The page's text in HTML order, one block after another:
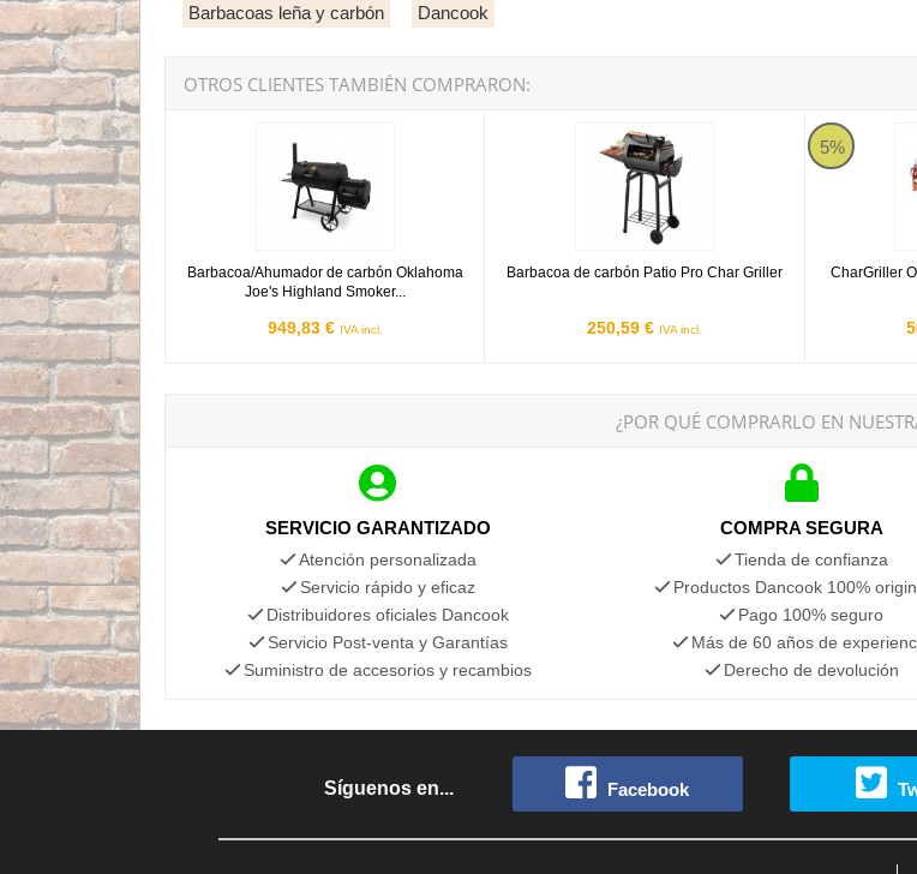
Barbacoas leña y carbón Dancook
OTROS CLIENTES TAMBIÉN COMPRARON:
Barbacoa/Ahumador de carbón Oklahoma
Joe's Highland Smoker...
949,83 € IVA incl.
Barbacoa de carbón Patio Pro Char Griller
250,59 € IVA incl.
Barbacoa de carbón Patio Pro Char Griller
5%
CharGriller
CharGriller
¿POR QUÉ COMPRARLO EN
SERVICIO GARANTIZADO
Atención personalizada
Servicio rápido y eficaz
Distribuidores oficiales Dancook
Servicio Post-venta y Garantías
Suministro de accesorios y recambios
COMPRA SEGURA
Tienda de confianza
Productos Dancook 100%
Pago 100% seguro
Más de 60 años de
Derecho de devolución
Síguenos en... Facebook